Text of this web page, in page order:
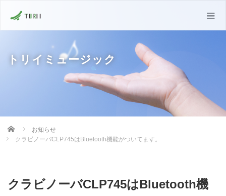
トリイミュージック
Home
お知らせ
クラビノーバCLP745はBluetooth機能がついてます。
クラビノーバCLP745はBluetooth機